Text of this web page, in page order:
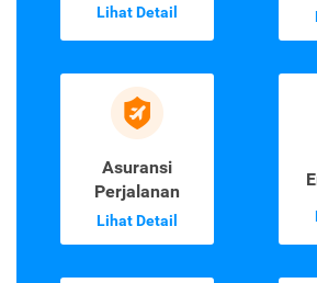
Lihat Detail
Asuransi
Perjalanan
Lihat Detail